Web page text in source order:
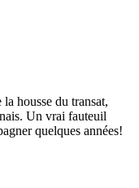
housse du transat,
Un vrai fauteuil
quelques années!